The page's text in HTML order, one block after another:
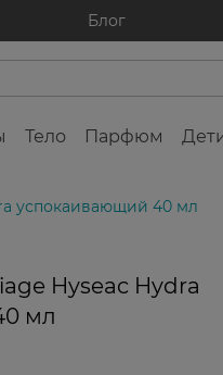
Блог
Тело Парфюм
успокаивающий 40 мл
Hyseac Hydra
мл